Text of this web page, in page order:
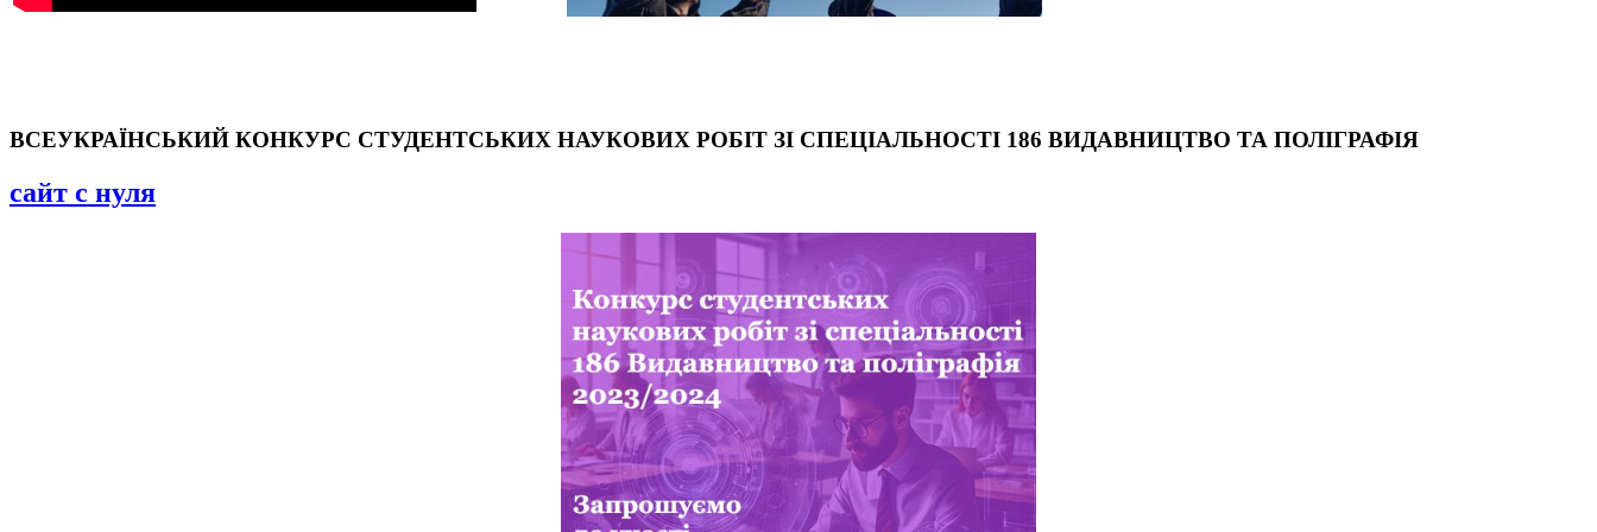
ВСЕУКРАЇНСЬКИЙ КОНКУРС СТУДЕНТСЬКИХ НАУКОВИХ РОБІТ ЗІ СПЕЦІАЛЬНОСТІ 186 ВИДАВНИЦТВО ТА ПОЛІГРАФІЯ
сайт с нуля